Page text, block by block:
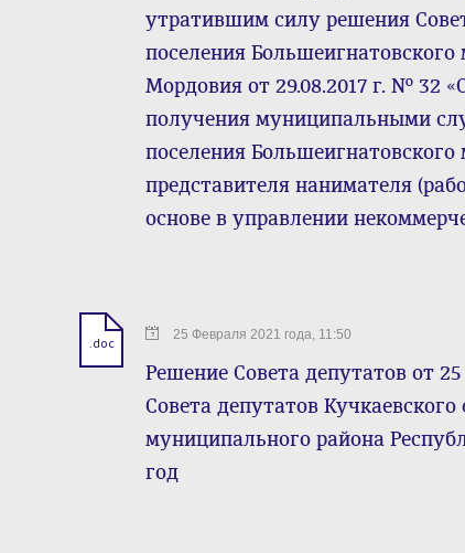
утратившим силу решения
поселения
Мордовия от 29.08.2017 г. № 32
получения муниципальными
поселения
представителя нанимателя
основе в управлении
.doc 25 Февраля 2021 года, 11:50
Решение Совета депутатов от
Совета депутатов
муниципального района
год